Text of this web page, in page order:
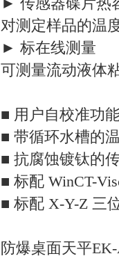
对测定样品的温
► 标在线测量
可测量流动液体
■ 用户自校准功
■ 带循环水槽的
■ 抗腐蚀镀钛的
■ 标配 WinCT-
■ 标配 X-Y-Z 三
防爆桌面天平